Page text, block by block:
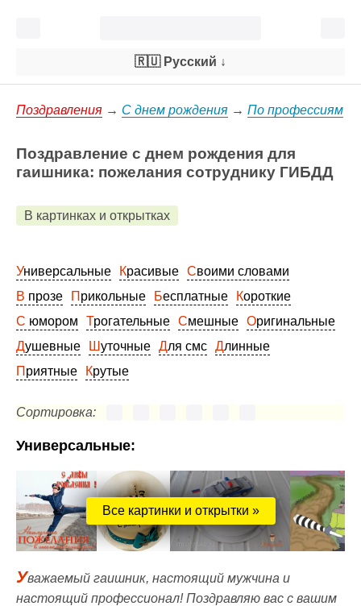
🇷🇺 Русский ↓
Поздравления → С днем рождения → По профессиям
Поздравление с днем рождения для
гаишника: пожелания сотруднику ГИБДД
В картинках и открытках
Универсальные Красивые
Своими словами
В прозе
Прикольные Бесплатные
Короткие
С юмором
Трогательные Смешные
Оригинальные
Душевные
Шуточные Для смс
Длинные
Приятные
Крутые
Сортировка:
Универсальные:
Все картинки и открытки »
Уважаемый гаишник, настоящий мужчина и
настоящий профессионал! Поздравляю вас с вашим